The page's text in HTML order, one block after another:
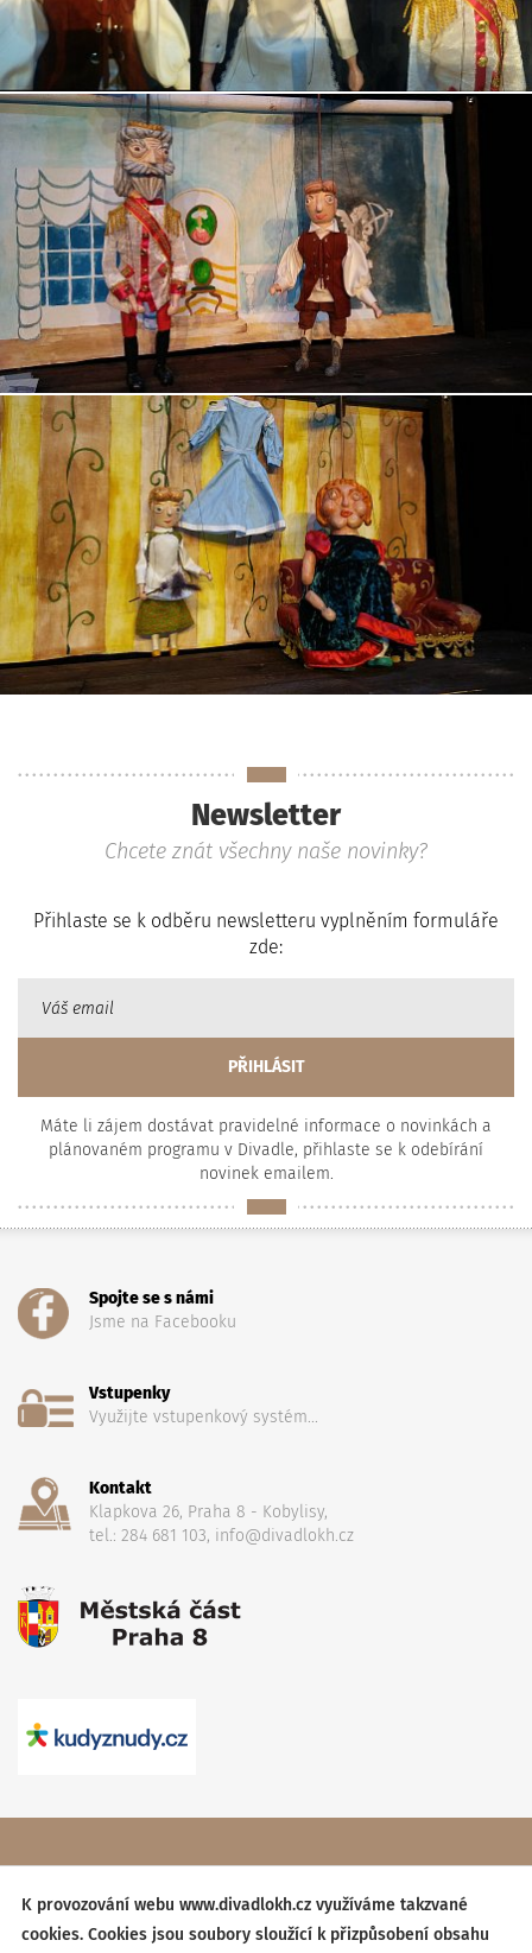
Newsletter
Chcete znát všechny naše novinky?
Přihlaste se k odběru newsletteru vyplněním formuláře
zde:
Máte li zájem dostávat pravidelné informace o novinkách a
plánovaném programu v Divadle, přihlaste se k odebírání
novinek emailem.
Spojte se s námi
Jsme na Facebooku
Vstupenky
Využijte vstupenkový systém...
Kontakt
Klapkova 26, Praha 8 - Kobylisy,
tel.: 284 681 103, info@divadlokh.cz
vyhrazena,Obchodní podmínky
Created by:BESTSITE| Design: StudioSCHNEIDER
K provozování webu www.divadlokh.cz využíváme takzvané
cookies. Cookies jsou soubory sloužící k přizpůsobení obsahu